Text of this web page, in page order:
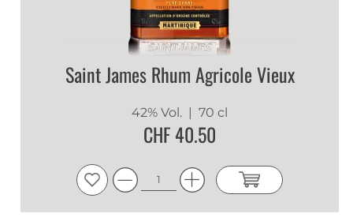
Saint James Rhum Agricole Vieux
42% Vol. | 70 cl
CHF 40.50